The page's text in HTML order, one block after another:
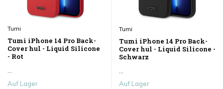
Tumi
Tumi iPhone 14 Pro Back-
Cover hul - Liquid Silicone
- Rot
Auf Lager
Tumi
Tumi iPhone 14 Pro Back-
Cover hul - Liquid Silicone -
Schwarz
Auf Lager